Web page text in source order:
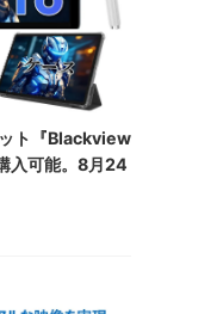
ト『Blackview
入可能。8月24